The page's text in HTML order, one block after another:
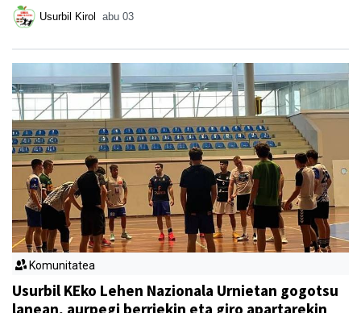
Usurbil Kirol abu 03
Komunitatea
Usurbil KEko Lehen Nazionala Urnietan gogotsu
lanean, aurpegi berriekin eta giro apartarekin